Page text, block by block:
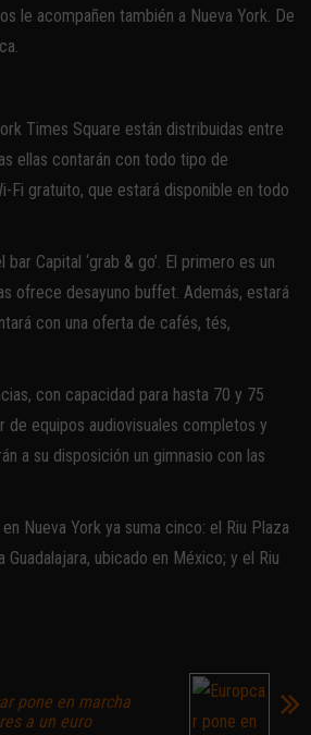
le acompañen también a Nueva York. De
Times Square están distribuidas entre
ellas contarán con todo tipo de
Fi gratuito, que estará disponible en todo
Capital ‘grab & go’. El primero es un
ofrece desayuno buffet. Además, estará
con una oferta de cafés, tés,
con capacidad para hasta 70 y 75
de equipos audiovisuales completos y
a su disposición un gimnasio con las
Nueva York ya suma cinco: el Riu Plaza
Guadalajara, ubicado en México; y el Riu
pone en marcha
a un euro